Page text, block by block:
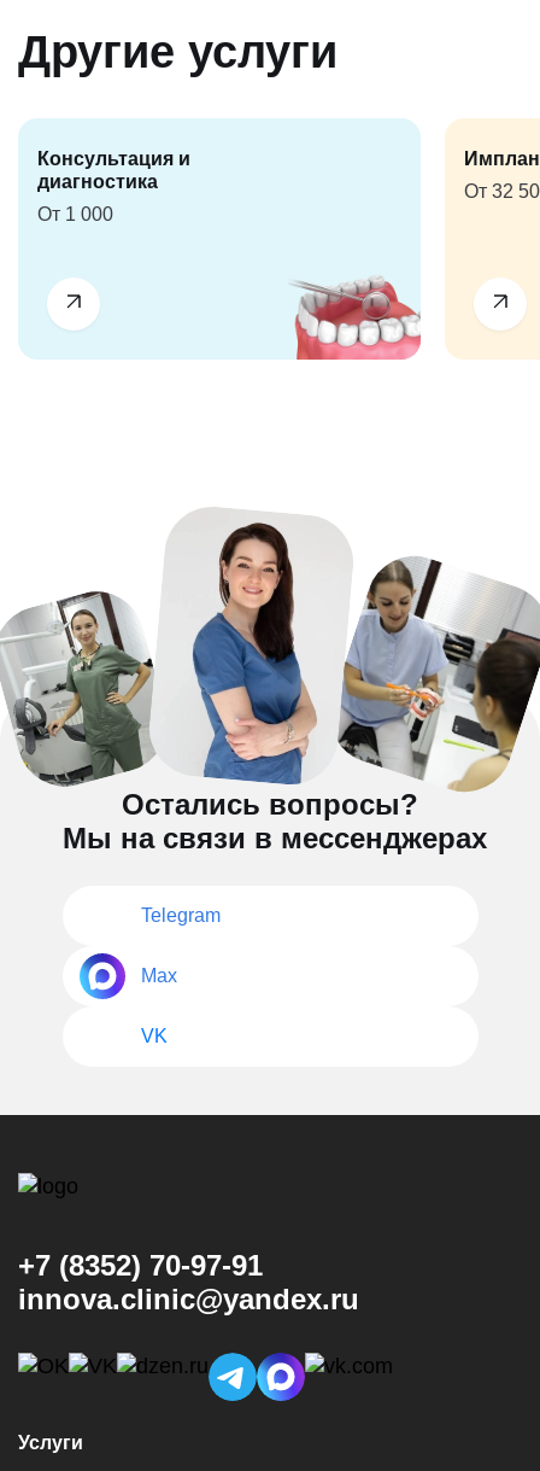
Другие услуги
Консультация и
диагностика
От 1 000
От 32
Остались вопросы?
Мы на связи в мессенджерах
Telegram
Max
VK
+7 (8352) 70-97-91
innova.clinic@yandex.ru
Услуги